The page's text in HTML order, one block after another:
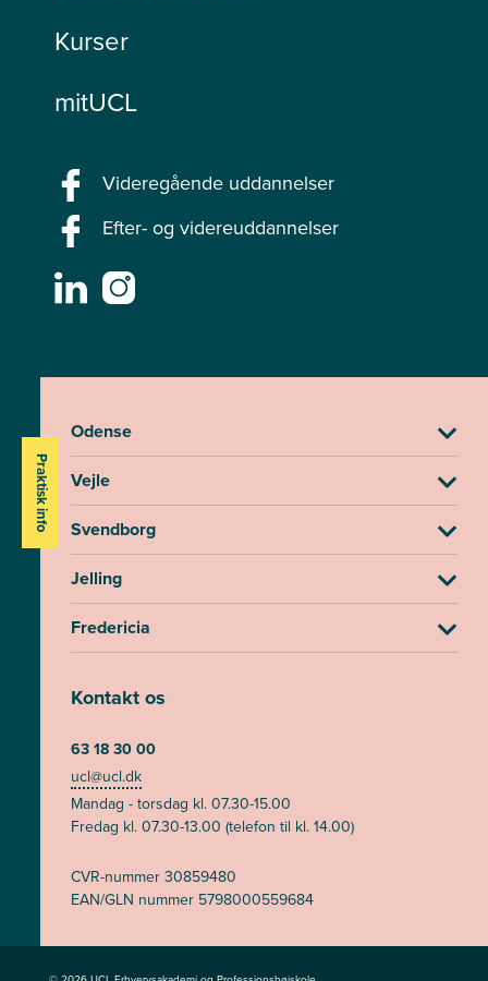
Kurser
mitUCL
Videregående uddannelser
Efter- og videreuddannelser
Praktisk info
Odense
Vejle
Svendborg
Jelling
Fredericia
Kontakt os
63 18 30 00
ucl@ucl.dk
Mandag - torsdag kl. 07.30-15.00
Fredag kl. 07.30-13.00 (telefon til kl. 14.00)
CVR-nummer 30859480
EAN/GLN nummer 5798000559684